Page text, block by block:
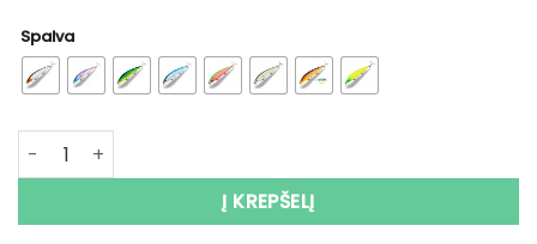
Spalva
produkto kiekis: Super Kaina 6eur Vobleris BEARKING
Į KREPŠELĮ